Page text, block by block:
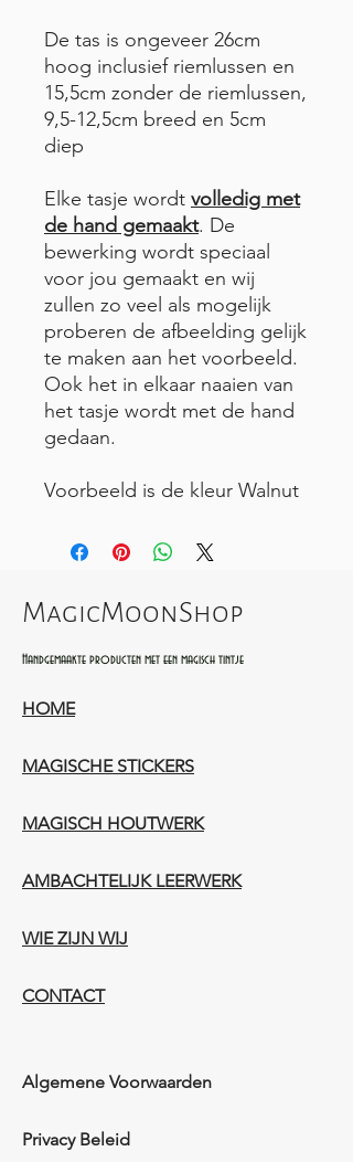
De tas is ongeveer 26cm
hoog inclusief riemlussen en
15,5cm zonder de riemlussen,
9,5-12,5cm breed en 5cm
diep
Elke tasje wordt volledig met
de hand gemaakt. De
bewerking wordt speciaal
voor jou gemaakt en wij
zullen zo veel als mogelijk
proberen de afbeelding gelijk
te maken aan het voorbeeld.
Ook het in elkaar naaien van
het tasje wordt met de hand
gedaan.
Voorbeeld is de kleur Walnut
MagicMoonShop
Handgemaakte producten met een magisch tintje
HOME
MAGISCHE STICKERS
MAGISCH HOUTWERK
AMBACHTELIJK LEERWERK​
WIE ZIJN WIJ​​
CONTACT
Algemene Voorwaarden
Privacy Beleid